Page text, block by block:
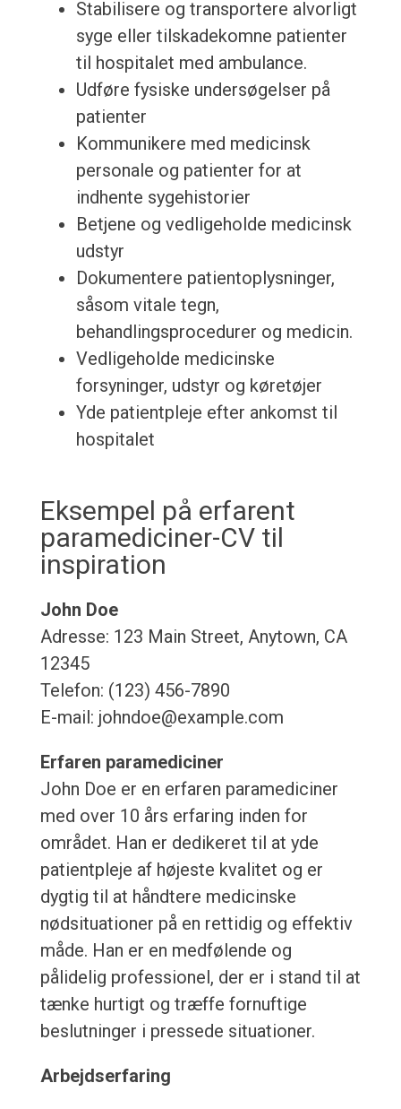
Stabilisere og transportere alvorligt
syge eller tilskadekomne patienter
til hospitalet med ambulance.
Udføre fysiske undersøgelser på
patienter
Kommunikere med medicinsk
personale og patienter for at
indhente sygehistorier
Betjene og vedligeholde medicinsk
udstyr
Dokumentere patientoplysninger,
såsom vitale tegn,
behandlingsprocedurer og medicin.
Vedligeholde medicinske
forsyninger, udstyr og køretøjer
Yde patientpleje efter ankomst til
hospitalet
Eksempel på erfarent
paramediciner-CV til
inspiration
John Doe
Adresse: 123 Main Street, Anytown, CA
12345
Telefon: (123) 456-7890
E-mail: johndoe@example.com
Erfaren paramediciner
John Doe er en erfaren paramediciner
med over 10 års erfaring inden for
området. Han er dedikeret til at yde
patientpleje af højeste kvalitet og er
dygtig til at håndtere medicinske
nødsituationer på en rettidig og effektiv
måde. Han er en medfølende og
pålidelig professionel, der er i stand til at
tænke hurtigt og træffe fornuftige
beslutninger i pressede situationer.
Arbejdserfaring